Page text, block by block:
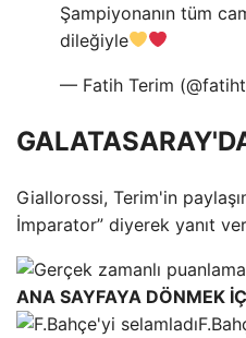
Şampiyonanın tüm
dileğiyle
— Fatih Terim
Giallorossi, Terim'in
İmparator” diyerek yanıt
ANA SAYFAYA DÖNMEK